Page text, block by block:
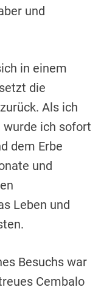
und
in einem
die
Als ich
ich sofort
dem Erbe
und
Leben und
Besuchs war
Cembalo